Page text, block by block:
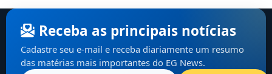
Receba as principais notícias
Cadastre seu e-mail e receba diariamente um resumo
das matérias mais importantes do EG News.